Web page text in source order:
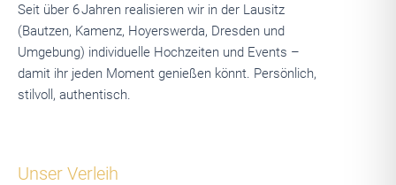
Seit über 6 Jahren realisieren wir in der Lausitz
(Bautzen, Kamenz, Hoyerswerda, Dresden und
Umgebung) individuelle Hochzeiten und Events –
damit ihr jeden Moment genießen könnt. Persönlich,
stilvoll, authentisch.
Unser Verleih